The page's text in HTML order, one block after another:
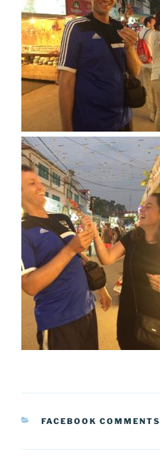
KATEGORIEN
FACEBOOK COMMENTS